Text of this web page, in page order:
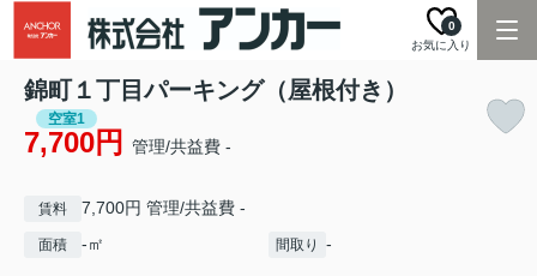
お気に入り
0
錦町１丁目パーキング（屋根付き）
空室1
7,700円 管理/共益費 -
賃料 7,700円 管理/共益費 -
面積 -㎡ 間取り -